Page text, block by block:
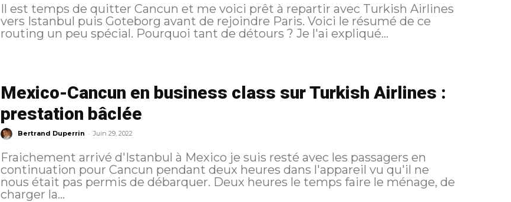
Il est temps de quitter Cancun et me voici prêt à repartir avec Turkish Airlines
vers Istanbul puis Goteborg avant de rejoindre Paris. Voici le résumé de ce
routing un peu spécial. Pourquoi tant de détours ? Je l'ai expliqué...
Mexico-Cancun en business class sur Turkish Airlines :
prestation bâclée
Bertrand Duperrin - Juin 29, 2022
Fraichement arrivé d'Istanbul à Mexico je suis resté avec les passagers en
continuation pour Cancun pendant deux heures dans l'appareil vu qu'il ne
nous était pas permis de débarquer. Deux heures le temps faire le ménage, de
charger la...